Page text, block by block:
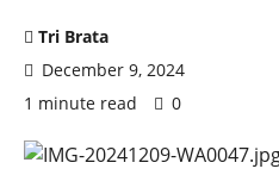
Tri Brata
December 9, 2024
1 minute read
0